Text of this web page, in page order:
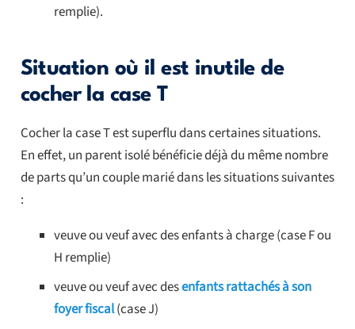
remplie).
Situation où il est inutile de
cocher la case T
Cocher la case T est superflu dans certaines situations.
En effet, un parent isolé bénéficie déjà du même nombre
de parts qu’un couple marié dans les situations suivantes
:
veuve ou veuf avec des enfants à charge (case F ou
H remplie)
veuve ou veuf avec desenfants rattachés à son
foyer fiscal(case J)